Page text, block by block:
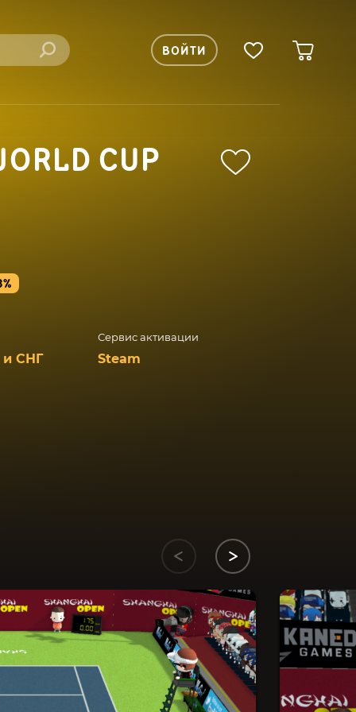
ВОЙТИ
CUP
и СНГ
Сервис активации
Steam